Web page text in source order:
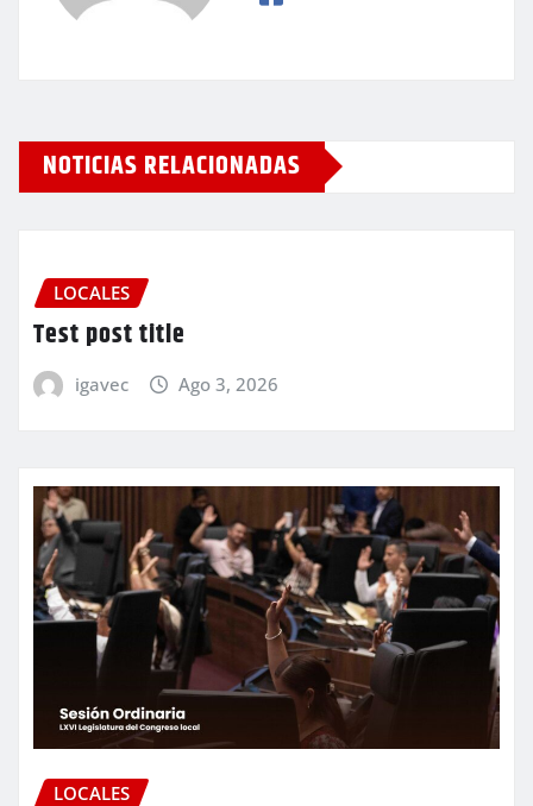
NOTICIAS RELACIONADAS
LOCALES
Test post title
igavec Ago 3, 2026
LOCALES